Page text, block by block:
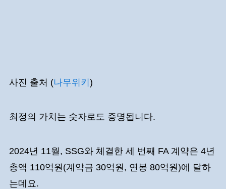
사진 출처 (나무위키 )
최정의 가치는 숫자로도 증명됩니다.
2024년 11월, SSG와 체결한 세 번째 FA 계약은 4년
총액 110억원(계약금 30억원, 연봉 80억원)에 달하
는데요.